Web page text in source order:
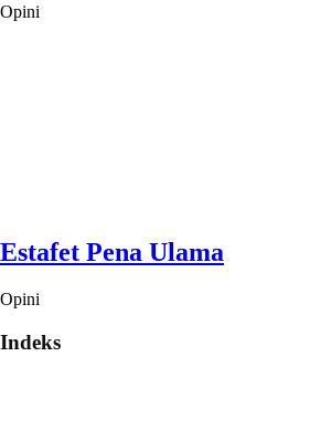
Opini
Estafet Pena Ulama
Opini
Indeks